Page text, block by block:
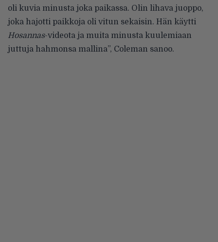
oli kuvia minusta joka paikassa. Olin lihava juoppo,
joka hajotti paikkoja oli vitun sekaisin. Hän käytti
Hosannas-videota ja muita minusta kuulemiaan
juttuja hahmonsa mallina”, Coleman sanoo.